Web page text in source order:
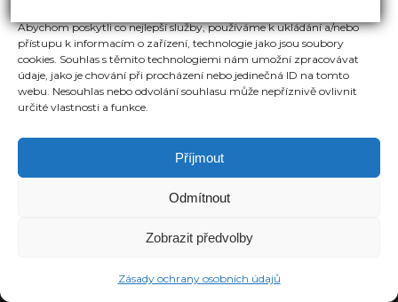
Abychom poskytli co nejlepší služby, používáme k ukládání a/nebo
přístupu k informacím o zařízení, technologie jako jsou soubory
cookies. Souhlas s těmito technologiemi nám umožní zpracovávat
údaje, jako je chování při procházení nebo jedinečná ID na tomto
webu. Nesouhlas nebo odvolání souhlasu může nepříznivě ovlivnit
určité vlastnosti a funkce.
Příjmout
Odmítnout
Zobrazit předvolby
Zásady ochrany osobních údajů